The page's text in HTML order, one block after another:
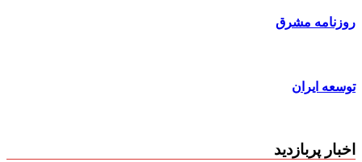
روزنامه مشرق
توسعه ایران
اخبار پربازدید